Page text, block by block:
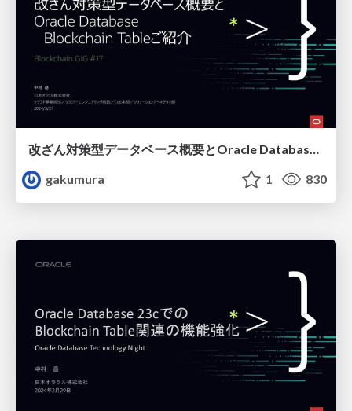
gakumura
1 830